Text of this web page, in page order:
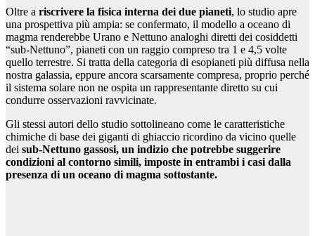
Oltre a riscrivere la fisica interna dei due pianeti, lo studio apre
una prospettiva più ampia: se confermato, il modello a oceano di
magma renderebbe Urano e Nettuno analoghi diretti dei cosiddetti
“sub-Nettuno”, pianeti con un raggio compreso tra 1 e 4,5 volte
quello terrestre. Si tratta della categoria di esopianeti più diffusa nella
nostra galassia, eppure ancora scarsamente compresa, proprio perché
il sistema solare non ne ospita un rappresentante diretto su cui
condurre osservazioni ravvicinate.
Gli stessi autori dello studio sottolineano come le caratteristiche
chimiche di base dei giganti di ghiaccio ricordino da vicino quelle
dei sub-Nettuno gassosi, un indizio che potrebbe suggerire
condizioni al contorno simili, imposte in entrambi i casi dalla
presenza di un oceano di magma sottostante.